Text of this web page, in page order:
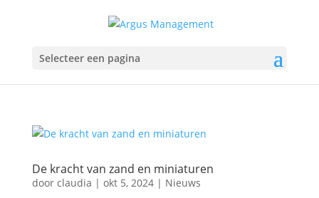
Selecteer een pagina
De kracht van zand en miniaturen
door claudia | okt 5, 2024| Nieuws